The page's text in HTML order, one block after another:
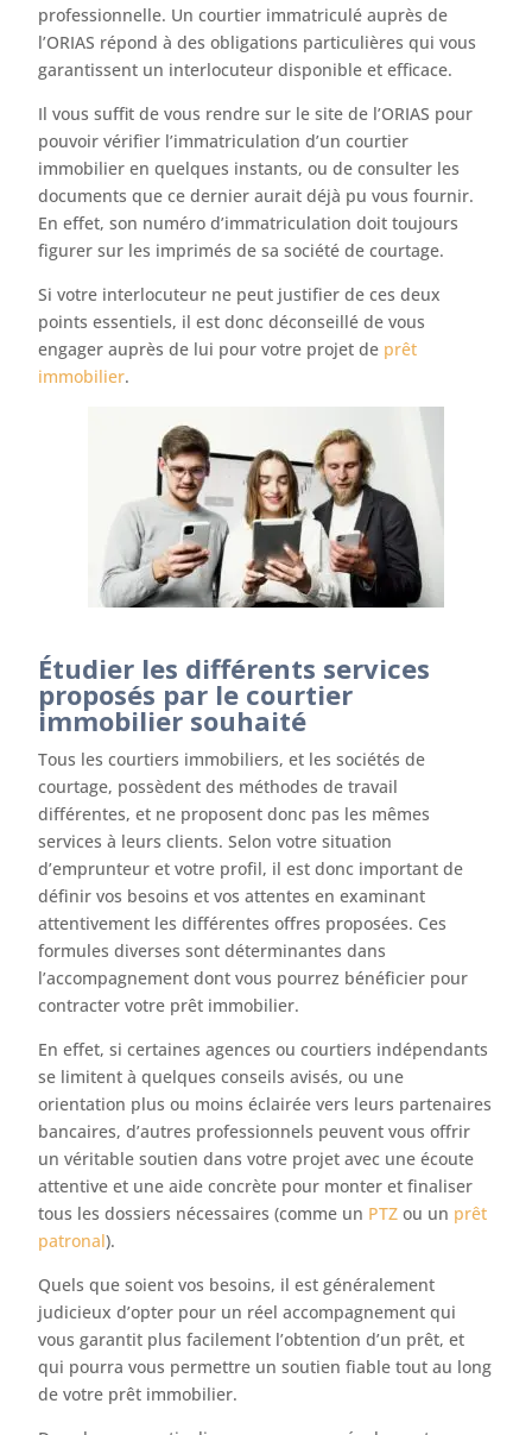
professionnelle. Un courtier immatriculé auprès de
l’ORIAS répond à des obligations particulières qui vous
garantissent un interlocuteur disponible et efficace.
Il vous suffit de vous rendre sur le site de l’ORIAS pour
pouvoir vérifier l’immatriculation d’un courtier
immobilier en quelques instants, ou de consulter les
documents que ce dernier aurait déjà pu vous fournir.
En effet, son numéro d’immatriculation doit toujours
figurer sur les imprimés de sa société de courtage.
Si votre interlocuteur ne peut justifier de ces deux
points essentiels, il est donc déconseillé de vous
engager auprès de lui pour votre projet de prêt
immobilier.
Étudier les différents services
proposés par le courtier
immobilier souhaité
Tous les courtiers immobiliers, et les sociétés de
courtage, possèdent des méthodes de travail
différentes, et ne proposent donc pas les mêmes
services à leurs clients. Selon votre situation
d’emprunteur et votre profil, il est donc important de
définir vos besoins et vos attentes en examinant
attentivement les différentes offres proposées. Ces
formules diverses sont déterminantes dans
l’accompagnement dont vous pourrez bénéficier pour
contracter votre prêt immobilier.
En effet, si certaines agences ou courtiers indépendants
se limitent à quelques conseils avisés, ou une
orientation plus ou moins éclairée vers leurs partenaires
bancaires, d’autres professionnels peuvent vous offrir
un véritable soutien dans votre projet avec une écoute
attentive et une aide concrète pour monter et finaliser
tous les dossiers nécessaires (comme un PTZ ou un prêt
patronal).
Quels que soient vos besoins, il est généralement
judicieux d’opter pour un réel accompagnement qui
vous garantit plus facilement l’obtention d’un prêt, et
qui pourra vous permettre un soutien fiable tout au long
de votre prêt immobilier.